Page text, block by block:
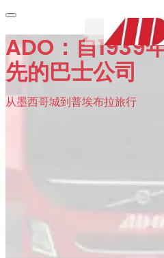
ADO：自1939
先的巴士公司
从墨西哥城到普埃布拉旅行